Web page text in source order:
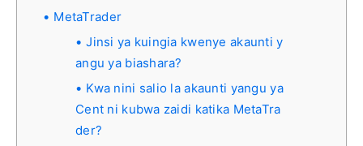
MetaTrader
Jinsi ya kuingia kwenye akaunti y
angu ya biashara?
Kwa nini salio la akaunti yangu ya
Cent ni kubwa zaidi katika MetaTra
der?